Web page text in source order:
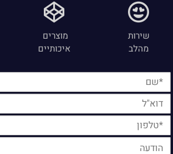
שירות
מהלב
מוצרים
איכותיים